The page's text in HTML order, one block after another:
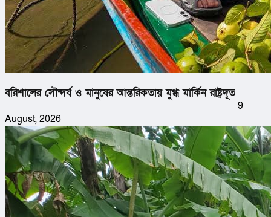
বরিশালের সৌন্দর্য ও মানুষের আন্তরিকতায় মুগ্ধ মার্কিন রাষ্ট্রদূত
9
August, 2026